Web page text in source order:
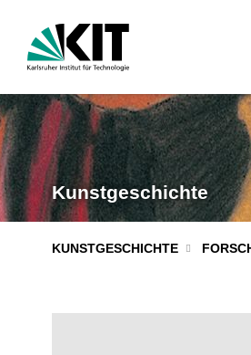
Kunstgeschichte
KUNSTGESCHICHTE